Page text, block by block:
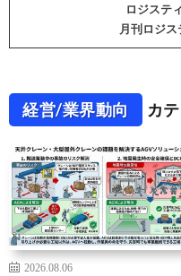
ロジステ
月刊ロジ
経営/業界動向 カ
2026.08.06